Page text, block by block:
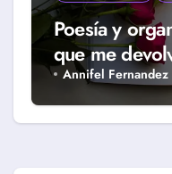
Poesía y
que me
Annifel Fernandez